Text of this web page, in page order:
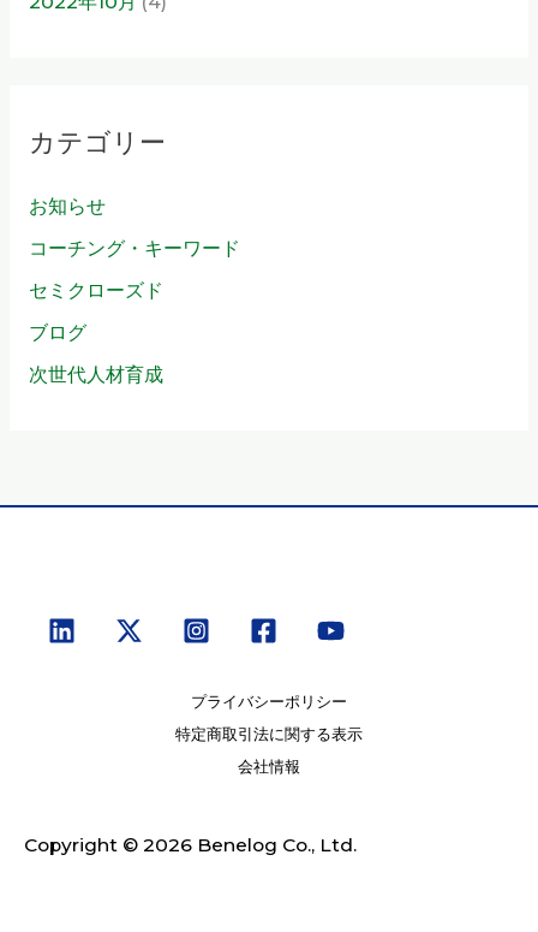
カテゴリー
お知らせ
コーチング・キーワード
セミクローズド
ブログ
次世代人材育成
プライバシーポリシー
特定商取引法に関する表示
会社情報
Copyright © 2026 Benelog Co., Ltd.